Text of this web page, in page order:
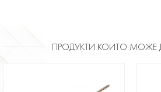
ПРОДУКТИ КОИТО МОЖЕ